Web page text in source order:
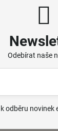
Odebírat naše
odběru novinek